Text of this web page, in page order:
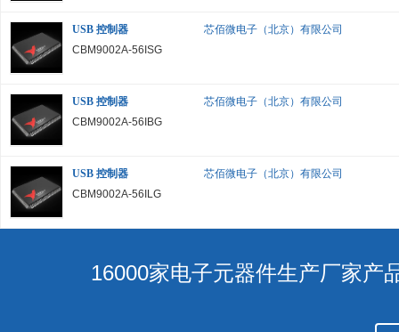
USB 控制器
CBM9002A-56ISG
芯佰微电子（北京）有限公司
USB 控制器
CBM9002A-56IBG
芯佰微电子（北京）有限公司
USB 控制器
CBM9002A-56ILG
芯佰微电子（北京）有限公司
16000家电子元器件生产厂家产